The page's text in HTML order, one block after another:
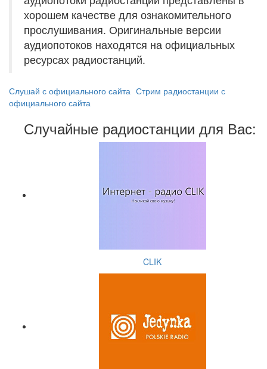
хорошем качестве для ознакомительного
прослушивания. Оригинальные версии
аудиопотоков находятся на официальных
ресурсах радиостанций.
Слушай с официального сайта Стрим радиостанции с
официального сайта
Случайные радиостанции для Вас:
CLIK